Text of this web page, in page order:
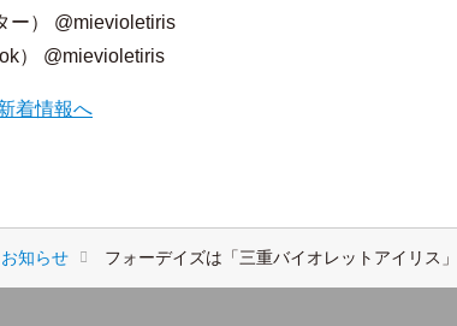
ー） @mievioletiris
） @mievioletiris
着情報へ
お知らせ フォーデイズは「三重バイオレットアイリス